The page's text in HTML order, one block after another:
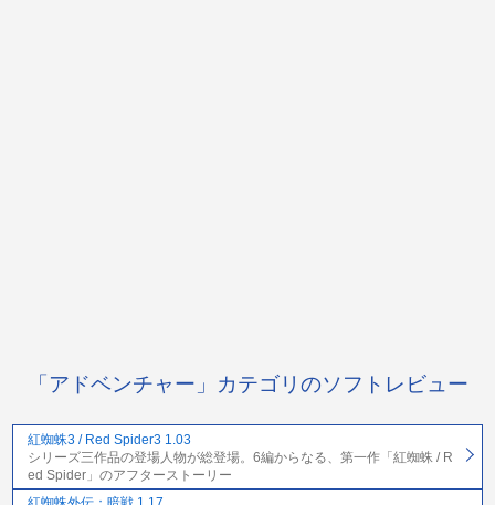
「アドベンチャー」カテゴリのソフトレビュー
紅蜘蛛3 / Red Spider3 1.03
シリーズ三作品の登場人物が総登場。6編からなる、第一作「紅蜘蛛 / R
ed Spider」のアフターストーリー